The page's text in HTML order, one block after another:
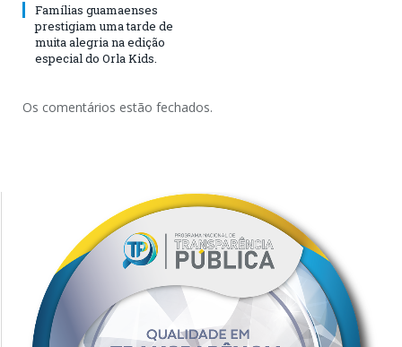
Famílias guamaenses
prestigiam uma tarde de
muita alegria na edição
especial do Orla Kids.
Os comentários estão fechados.